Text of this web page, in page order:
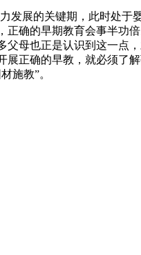
发展的关键期，此时处于
正确的早期教育会事半功
父母也正是认识到这一点，
展正确的早教，就必须了
施教”。